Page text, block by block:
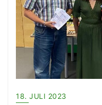
18. JULI 2023